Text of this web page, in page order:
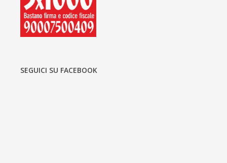
SEGUICI SU FACEBOOK